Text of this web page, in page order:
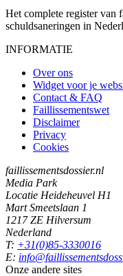
Het complete register van
schuldsaneringen in
INFORMATIE
Over ons
Widget voor je
Contact & FAQ
Faillissementswet
Disclaimer
Privacy
Cookies
faillissementsdossier.nl
Media Park
Locatie Heideheuvel H1
Mart Smeetslaan 1
1217 ZE Hilversum
Nederland
T: +31(0)85-3330016
E:
Onze andere sites